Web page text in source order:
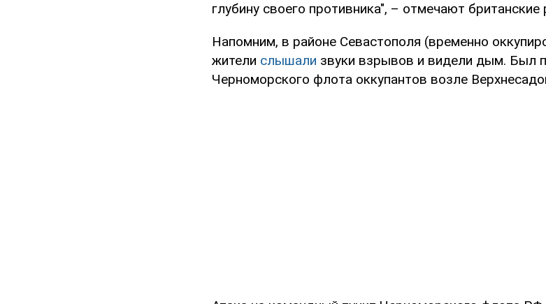
глубину своего противника", – отмечают британские
Напомним, в районе Севастополя (временно
жители слышали звуки взрывов и видели дым. Был
Черноморского флота оккупантов возле